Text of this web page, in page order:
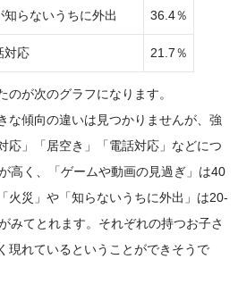
知らないうちに外出 36.4％
対応 21.7％
のが次のグラフになります。
な傾向の違いは見つかりませんが、強
応」「居空き」「電話対応」などにつ
高く、「ゲームや動画の見過ぎ」は40
火災」や「知らないうちに外出」は20-
みてとれます。それぞれの持つお子さ
現れているということができそうで